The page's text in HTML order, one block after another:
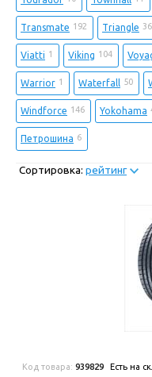
Transmate 192 Triangle
Viatti 1 Viking 104
Warrior 1 Waterfall 50
Windforce 146 Yokohama
Петрошина 6
Сортировка: рейтинг
Код товара:939829 Есть на